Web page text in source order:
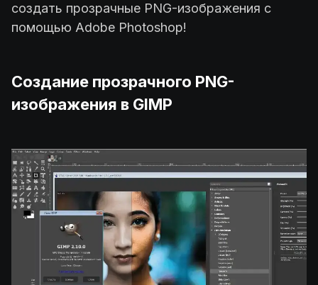
создать прозрачные PNG-изображения с
помощью Adobe Photoshop!
Создание прозрачного PNG-
изображения в GIMP